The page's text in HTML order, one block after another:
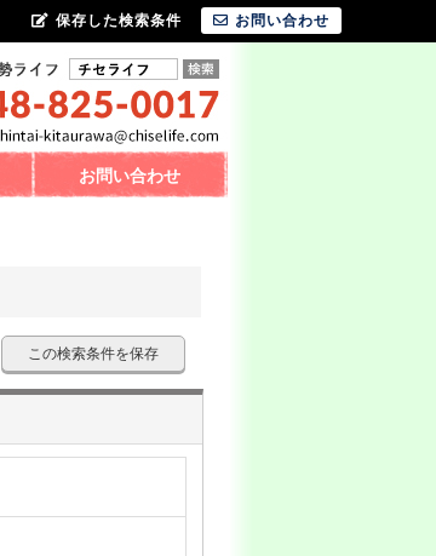
お問い合わせ
この検索条件を保存
保存した検索条件 お問い合わせ